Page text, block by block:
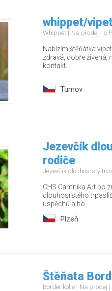
whippet/vipet
Whippet Na prodej s
Nabízím štěňátka
zdravá, dobře živená,
kontakt...
Turnov
Jezevčík
rodiče
Jezevčík dlouhosrstý
CHS Camnika Art po
dlouhosrstého
úspěchů a ho...
Plzeň
Štěňata
Border kolie Na prodej